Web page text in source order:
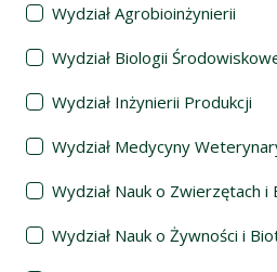
Wydział Agrobioinżynierii
Wydział Biologii
Wydział Inżynierii Produkcji
Wydział Medycyny
Wydział Nauk o Zwierzętach i
Wydział Nauk o Żywności i